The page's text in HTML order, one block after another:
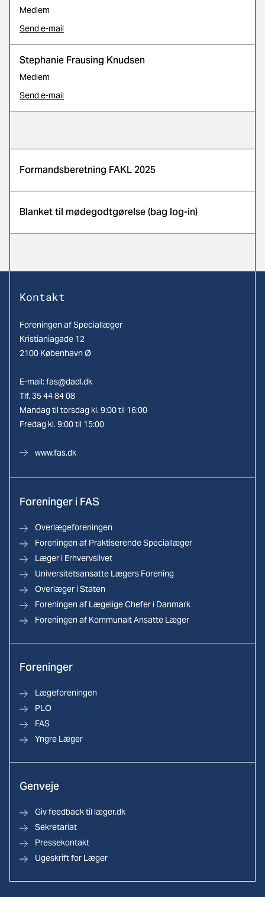
Medlem
Send e-mail
Stephanie Frausing Knudsen
Medlem
Send e-mail
Formandsberetning FAKL 2025
Blanket til mødegodtgørelse (bag log-in)
Kontakt
Foreningen af Speciallæger
Kristianiagade 12
2100 København Ø
E-mail:fas@dadl.dk
Tlf. 35 44 84 08
Mandag til torsdag kl. 9:00 til 16:00
Fredag kl. 9:00 til 15:00
www.fas.dk
Foreninger i FAS
Overlægeforeningen
Foreningen af Praktiserende Speciallæger
Læger i Erhvervslivet
Universitetsansatte Lægers Forening
Overlæger i Staten
Foreningen af Lægelige Chefer i Danmark
Foreningen af Kommunalt Ansatte Læger
Foreninger
Lægeforeningen
PLO
FAS
Yngre Læger
Genveje
Giv feedback til læger.dk
Sekretariat
Pressekontakt
Ugeskrift for Læger